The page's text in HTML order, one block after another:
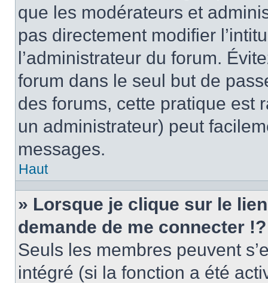
que les modérateurs et
pas directement modifier
l’administrateur du forum.
forum dans le seul but de
des forums, cette pratique est
un administrateur) peut
messages.
Haut
» Lorsque je clique sur le
demande de me connecter !?
Seuls les membres peuvent
intégré (si la fonction a été